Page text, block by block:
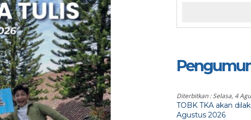
Diterbitkan :Selasa, 4
TOBK TKA akan
Agustus 2026